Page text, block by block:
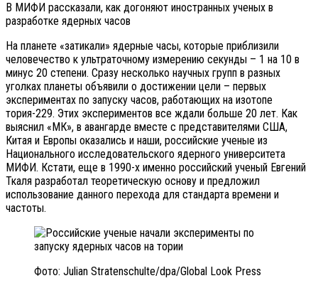
В МИФИ рассказали, как догоняют иностранных ученых в
разработке ядерных часов
На планете «затикали» ядерные часы, которые приблизили
человечество к ультраточному измерению секунды – 1 на 10 в
минус 20 степени. Сразу несколько научных групп в разных
уголках планеты объявили о достижении цели – первых
экспериментах по запуску часов, работающих на изотопе
тория-229. Этих экспериментов все ждали больше 20 лет. Как
выяснил «МК», в авангарде вместе с представителями США,
Китая и Европы оказались и наши, российские ученые из
Национального исследовательского ядерного университета
МИФИ. Кстати, еще в 1990-х именно российский ученый Евгений
Ткаля разработал теоретическую основу и предложил
использование данного перехода для стандарта времени и
частоты.
Фото: Julian Stratenschulte/dpa/Global Look Press